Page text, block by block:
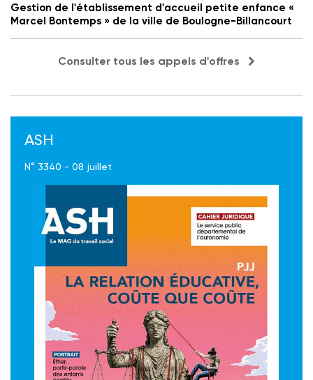
Gestion de l'établissement d'accueil petite enfance «
Marcel Bontemps » de la ville de Boulogne-Billancourt
Consulter tous les appels d'offres
ASH
N° 3340 - 08 juillet